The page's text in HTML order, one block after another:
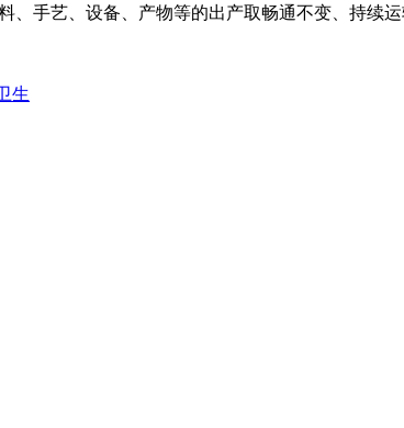
手艺、设备、产物等的出产取畅通不变、持续运
生